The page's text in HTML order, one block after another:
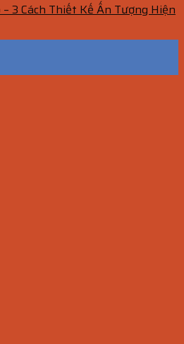
3 Cách Thiết Kế Ấn Tượng Hiện